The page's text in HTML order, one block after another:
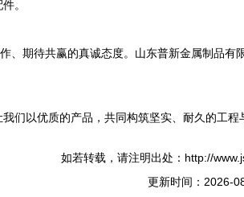
。
、期待共赢的真诚态度。山东普新金属制品
们以优质的产品，共同构筑坚实、耐久的工程
如若转载，请注明出处：http://
更新时间：2026-